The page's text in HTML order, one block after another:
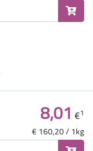
8,01 €1
€ 160,20 / 1kg